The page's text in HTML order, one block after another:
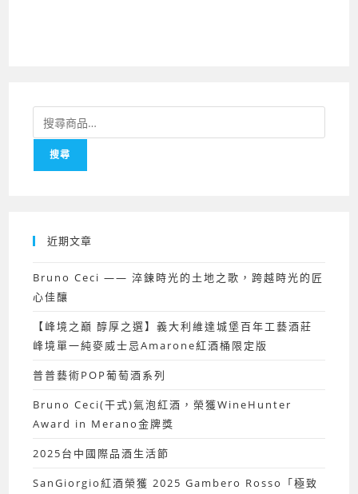
搜
尋
搜尋
近期文章
Bruno Ceci —— 淬鍊時光的土地之歌，跨越時光的匠
心佳釀
【峰境之巔 醇厚之選】義大利維達城堡百年工藝酒莊
峰境單一純麥威士忌Amarone紅酒桶限定版
普普藝術POP葡萄酒系列
Bruno Ceci(干式)氣泡紅酒，榮獲WineHunter
Award in Merano金牌獎
2025台中國際品酒生活節
SanGiorgio紅酒榮獲 2025 Gambero Rosso「極致